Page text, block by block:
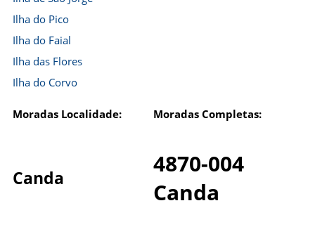
Ilha do Pico
Ilha do Faial
Ilha das Flores
Ilha do Corvo
Moradas Localidade: Moradas Completas:
Canda
4870-004
Canda